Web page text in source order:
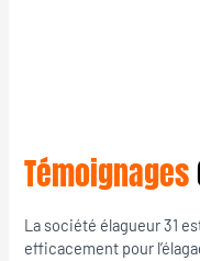
Témoignages
La société élagueur 31
efficacement pour